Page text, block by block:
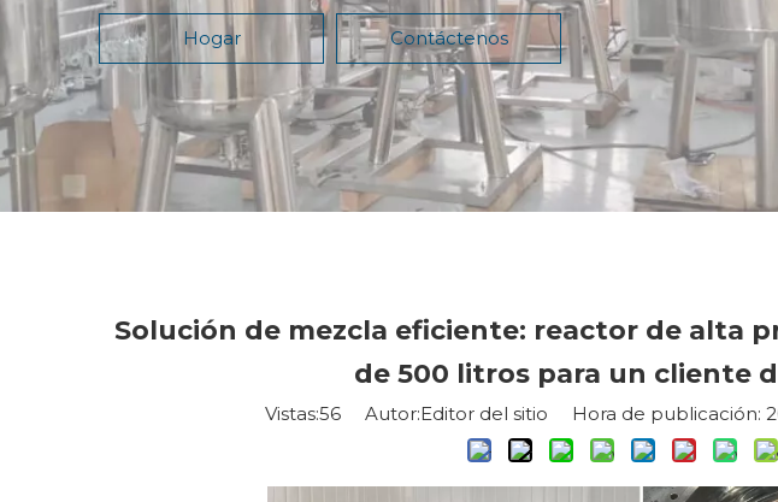
Hogar Contáctenos
Solución de mezcla eficiente: reactor de alta
de 500 litros para un cliente
Vistas:56Autor:Editor del sitio Hora de publicación: